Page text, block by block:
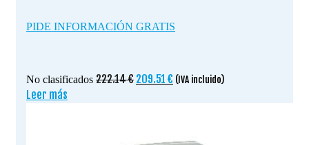
PIDE INFORMACIÓN GRATIS
No clasificados 222.14€ El
222.14 €.
209.51 € El
209.51 €.
(IVA incluido)
Leer más